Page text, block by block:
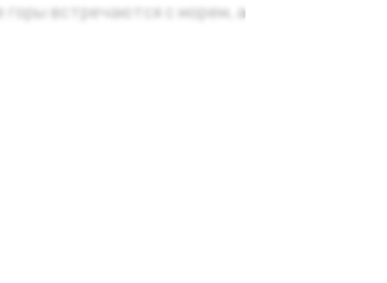
горы встречаются с морем, а